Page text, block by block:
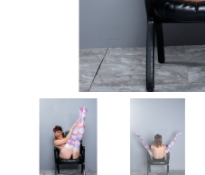
drogisterij